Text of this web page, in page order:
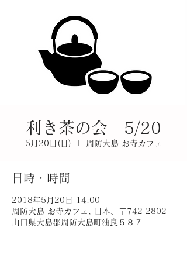
利き茶の会 5/20
5月20日(日) 周防大島 お寺カフェ
日時・時間
2018年5月20日 14:00
周防大島 お寺カフェ, 日本、〒742-2802
山口県大島郡周防大島町油良５８７